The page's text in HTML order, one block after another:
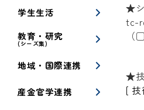
学生生活
教育・研究
(シーズ集)
地域・国際連携
産金官学連携
★シ
tc-
（
★技
[ 技